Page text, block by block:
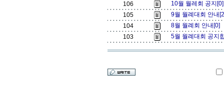
106
10월 월레회 공지
105
9월 월례대회 안내
104
8월 월례회 안내[0]
103
5월 월례대회 공지